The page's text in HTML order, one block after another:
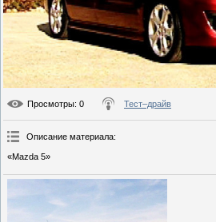
Просмотры: 0 Тест–драйв
Описание материала:
«Mazda 5»